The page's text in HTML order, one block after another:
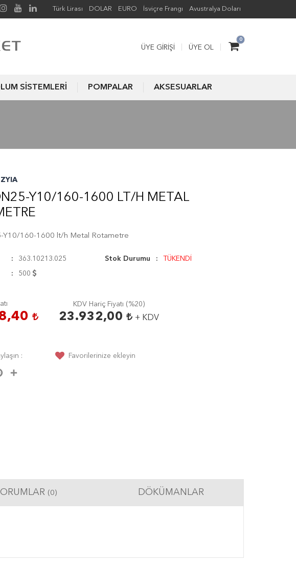
Türk Lirası DOLAR EURO İsviçre Frangı Avustralya Doları
0
ÜYE GIRIŞI ÜYE OL
SİSTEMLERİ POMPALAR AKSESUARLAR
Y10/160-1600 LT/H METAL
Y10/160-1600 lt/h Metal Rotametre
363.10213.025 Stok Durumu TÜKENDİ
500
KDV Hariç Fiyatı (%20)
23.932,00 + KDV
:
Pinterest
Favorilerinize ekleyin
(0) DÖKÜMANLAR